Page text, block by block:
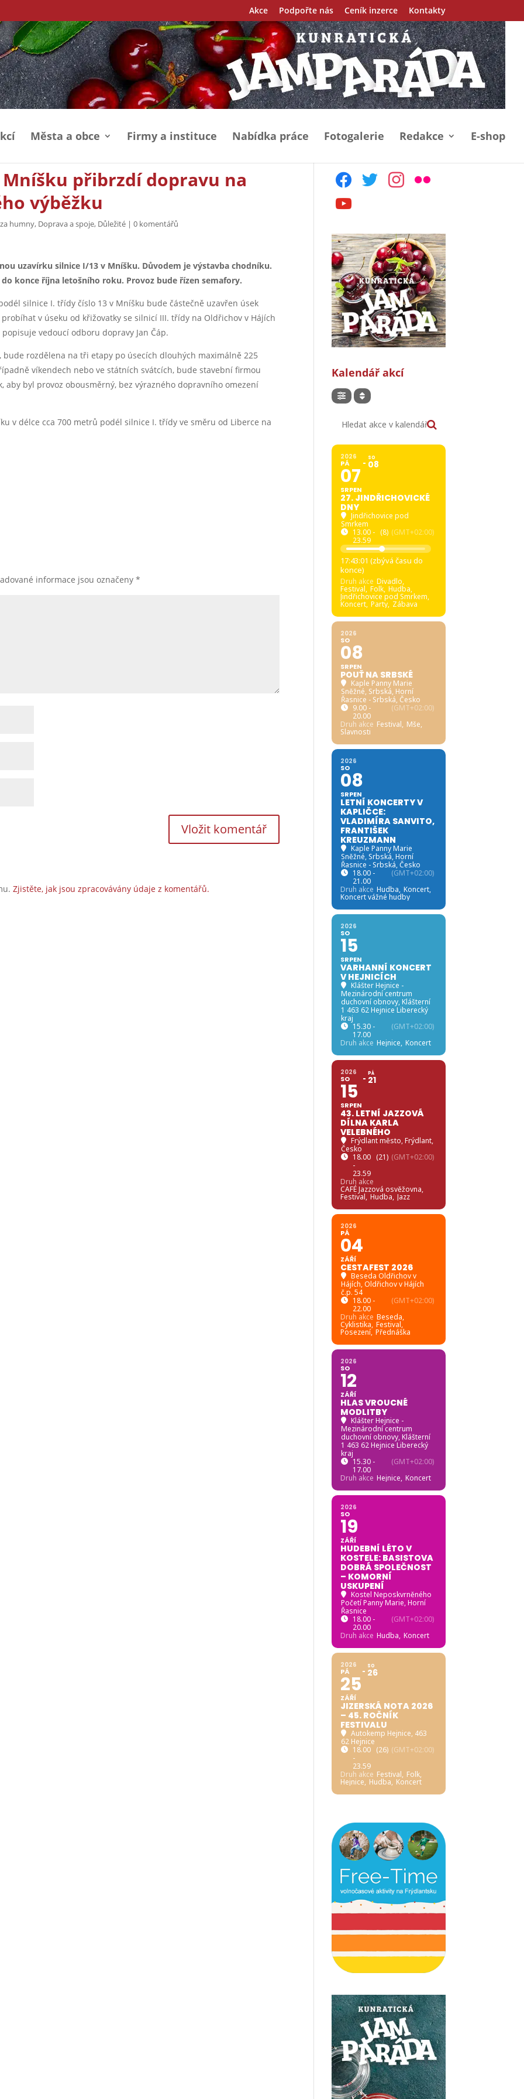
Akce Podpořte nás Ceník inzerce Kontakty
Města a obce Firmy a instituce Nabídka práce Fotogalerie Redakce E-shop
přibrzdí dopravu na
výběžku
humny, Doprava a spoje, Důležité |0 komentářů
uzavírku silnice I/13 v Mníšku. Důvodem je výstavba chodníku.
konce října letošního roku. Provoz bude řízen semafory.
silnice I. třídy číslo 13 v Mníšku bude částečně uzavřen úsek
v úseku od křižovatky se silnicí III. třídy na Oldřichov v Hájích
vedoucí odboru dopravy Jan Čáp.
rozdělena na tři etapy po úsecích dlouhých maximálně 225
víkendech nebo ve státních svátcích, bude stavební firmou
byl provoz obousměrný, bez výrazného dopravního omezení
v délce cca 700 metrů podél silnice I. třídy ve směru od Liberce na
informace jsou označeny*
Zjistěte, jak jsou zpracovávány údaje z komentářů.
facebooktwitter instagram
flickr
youtube
Kalendář akcí
2026
PÁ
07
SRPEN
SO
08
27. JINDŘICHOVICKÉ
DNY
Jindřichovice pod
Smrkem
13.00 -
23.59
(8) (GMT+02:00)
17:43:00 (zbývá času do
konce)
Druh akce Divadlo,
Festival, Folk, Hudba,
Jindřichovice pod Smrkem,
Koncert, Party, Zábava
2026
SO
08
SRPEN
POUŤ NA SRBSKÉ
Kaple Panny Marie
Sněžné, Srbská, Horní
Řasnice - Srbská, Česko
9.00 -
20.00
(GMT+02:00)
Druh akce Festival, Mše,
Slavnosti
2026
SO
08
SRPEN
LETNÍ KONCERTY V
KAPLIČCE:
VLADIMÍRA SANVITO,
FRANTIŠEK
KREUZMANN
Kaple Panny Marie
Sněžné, Srbská, Horní
Řasnice - Srbská, Česko
18.00 -
21.00
(GMT+02:00)
Druh akce Hudba, Koncert,
Koncert vážné hudby
2026
SO
15
SRPEN
VARHANNÍ KONCERT
V HEJNICÍCH
Klášter Hejnice -
Mezinárodní centrum
duchovní obnovy, Klášterní
1 463 62 Hejnice Liberecký
kraj
15.30 -
17.00
(GMT+02:00)
Druh akce Hejnice, Koncert
2026
SO
15
SRPEN
PÁ
21
43. LETNÍ JAZZOVÁ
DÍLNA KARLA
VELEBNÉHO
Frýdlant město, Frýdlant,
Česko
18.00
-
23.59
(21) (GMT+02:00)
Druh akce
CAFÉ Jazzová osvěžovna,
Festival, Hudba, Jazz
2026
PÁ
04
ZÁŘÍ
CESTAFEST 2026
Beseda Oldřichov v
Hájích, Oldřichov v Hájích
č.p. 54
18.00 -
22.00
(GMT+02:00)
Druh akce Beseda,
Cyklistika, Festival,
Posezení, Přednáška
2026
SO
12
ZÁŘÍ
HLAS VROUCNÉ
MODLITBY
Klášter Hejnice -
Mezinárodní centrum
duchovní obnovy, Klášterní
1 463 62 Hejnice Liberecký
kraj
15.30 -
17.00
(GMT+02:00)
Druh akce Hejnice, Koncert
2026
SO
19
ZÁŘÍ
HUDEBNÍ LÉTO V
KOSTELE: BASISTOVA
DOBRÁ SPOLEČNOST
– KOMORNÍ
USKUPENÍ
Kostel Neposkvrněného
Početí Panny Marie, Horní
Řasnice
18.00 -
20.00
(GMT+02:00)
Druh akce Hudba, Koncert
2026
PÁ
25
ZÁŘÍ
SO
26
JIZERSKÁ NOTA 2026
– 45. ROČNÍK
FESTIVALU
Autokemp Hejnice, 463
62 Hejnice
18.00
-
23.59
(26) (GMT+02:00)
Druh akce Festival, Folk,
Hejnice, Hudba, Koncert